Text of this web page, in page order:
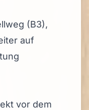
(B3),
auf
vor dem